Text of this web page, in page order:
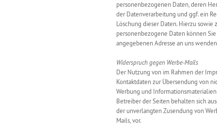
personenbezogenen Daten, deren
der Datenverarbeitung und ggf. ein
Löschung dieser Daten. Hierzu
personenbezogene Daten können
angegebenen Adresse an uns
Widerspruch gegen Werbe-Mails
Der Nutzung von im Rahmen der
Kontaktdaten zur Übersendung von
Werbung und
Betreiber der Seiten behalten sich
der unverlangten Zusendung von
Mails, vor.